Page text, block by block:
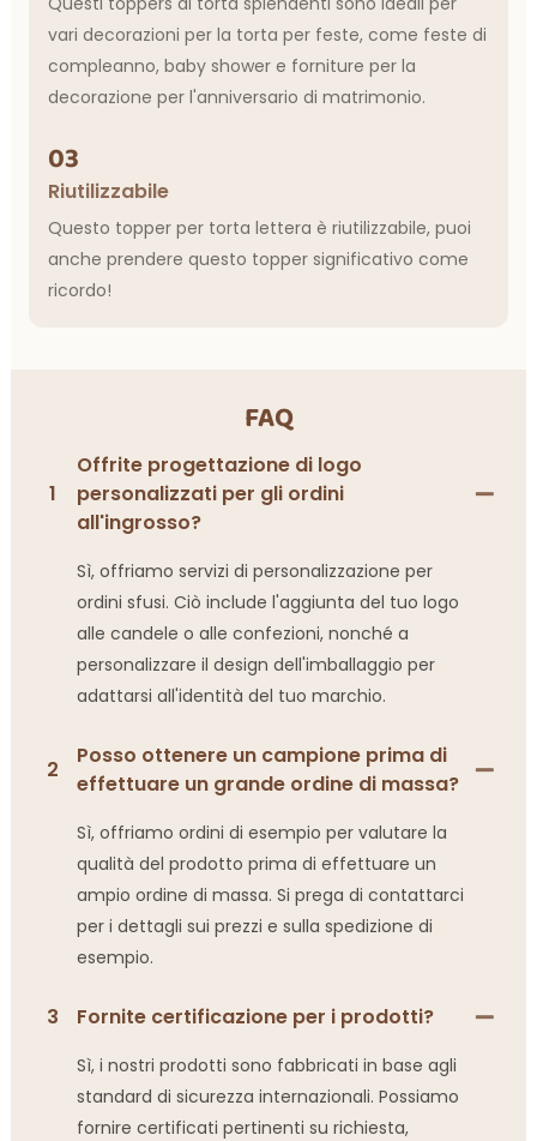
vari decorazioni per la torta per feste, come feste di
compleanno, baby shower e forniture per la
decorazione per l'anniversario di matrimonio.
03
Riutilizzabile
Questo topper per torta lettera è riutilizzabile, puoi
anche prendere questo topper significativo come
ricordo!
FAQ
1
Offrite progettazione di logo
personalizzati per gli ordini
all'ingrosso?
Sì, offriamo servizi di personalizzazione per
ordini sfusi. Ciò include l'aggiunta del tuo logo
alle candele o alle confezioni, nonché a
personalizzare il design dell'imballaggio per
adattarsi all'identità del tuo marchio.
2
Posso ottenere un campione prima di
effettuare un grande ordine di massa?
Sì, offriamo ordini di esempio per valutare la
qualità del prodotto prima di effettuare un
ampio ordine di massa. Si prega di contattarci
per i dettagli sui prezzi e sulla spedizione di
esempio.
3 Fornite certificazione per i prodotti?
Sì, i nostri prodotti sono fabbricati in base agli
standard di sicurezza internazionali. Possiamo
fornire certificati pertinenti su richiesta,